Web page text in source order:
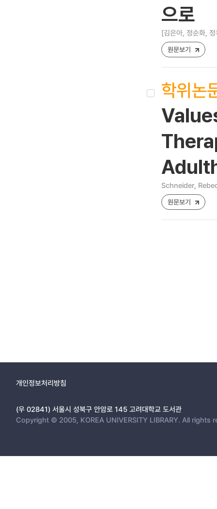
으로
[김은아, 정순화,
원문보기
학위논
Schneider,
원문보기
개인정보처리방침
(우 02841) 서울시 성북구 안암로 145 고려대학교 도서관
Copyright © 2005, KOREA UNIVERSITY LIBRARY. All rights